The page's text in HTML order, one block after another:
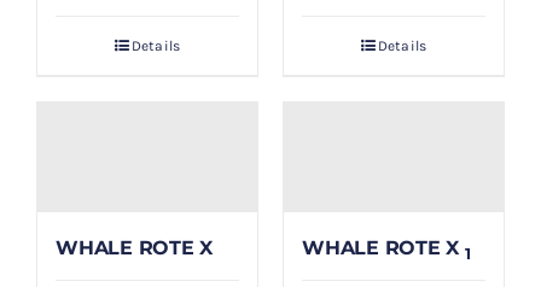
Details Details
WHALE ROTE X WHALE ROTE X 1